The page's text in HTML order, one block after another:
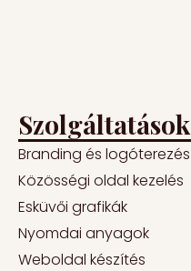
Szolgáltatások
Branding és logóterezés
Közösségi oldal kezelés
Esküvői grafikák
Nyomdai anyagok
Weboldal készítés